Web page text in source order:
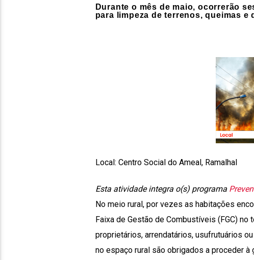
Durante o mês de maio, ocorrerão
para limpeza de terrenos, queimas
Local: Centro Social do Ameal, Ramalhal
Esta atividade integra o(s) programa
No meio rural, por vezes as habitações
Faixa de Gestão de Combustíveis (FGC)
proprietários, arrendatários, usufrutuários
no espaço rural são obrigados a proceder à